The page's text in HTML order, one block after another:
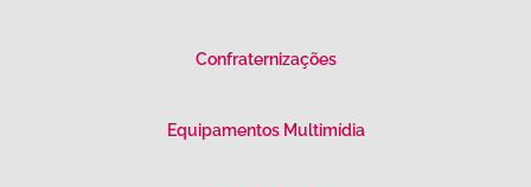
Confraternizações
Equipamentos Multimídia